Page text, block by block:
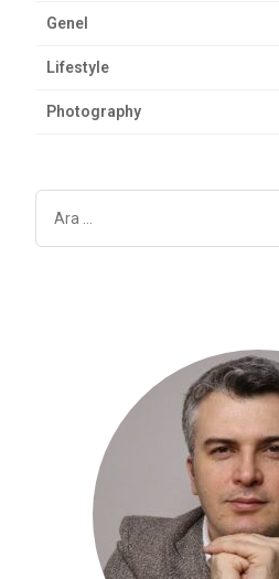
Genel
Lifestyle
Photography